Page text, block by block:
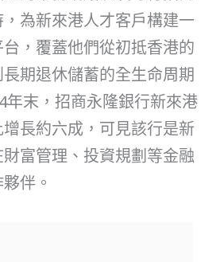
為新來港人才客戶構建一
，覆蓋他們從初抵香港的
期退休儲蓄的全生命周期
年末，招商永隆銀行新來港
長約六成，可見該行是新
富管理、投資規劃等金融
伴。